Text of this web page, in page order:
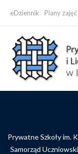
eDziennik Plany zajęć
Prywatne Szkoły im.
Samorząd Uczniowski